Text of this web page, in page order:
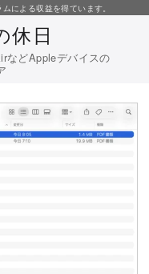
による収益を得ています。
休日
などAppleデバイスの